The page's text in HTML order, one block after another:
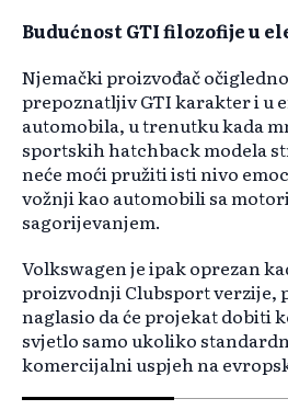
Budućnost GTI filozofije u
Njemački proizvođač
prepoznatljiv GTI karakter i u
automobila, u trenutku kada
sportskih hatchback modela
neće moći pružiti isti nivo
vožnji kao automobili sa
sagorijevanjem.
Volkswagen je ipak oprezan
proizvodnji Clubsport verzije,
naglasio da će projekat dobiti
svjetlo samo ukoliko
komercijalni uspjeh na